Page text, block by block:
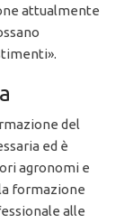
attualmente
del
ed è
agronomi e
formazione
alle